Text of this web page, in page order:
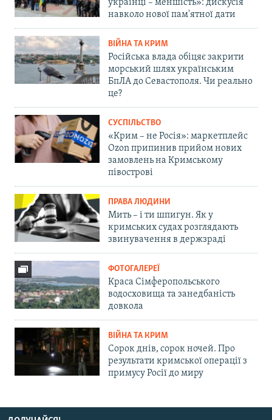
українці – меншість»: дискусія
навколо нової пам'ятної дати
ВІЙНА ТА КРИМ
Російська влада обіцяє закрити
морський шлях українським
БпЛА до Севастополя. Чи реально
це?
СУСПІЛЬСТВО
«Крим – не Росія»: маркетплейс
Ozon припинив прийом нових
замовлень на Кримському
півострові
ПРАВА ЛЮДИНИ
Мить – і ти шпигун. Як у
кримських судах розглядають
звинувачення в держзраді
ФОТОГАЛЕРЕЇ
Краса Сімферопольського
водосховища та занедбаність
довкола
ВІЙНА ТА КРИМ
Сорок днів, сорок ночей. Про
результати кримської операції з
примусу Росії до миру